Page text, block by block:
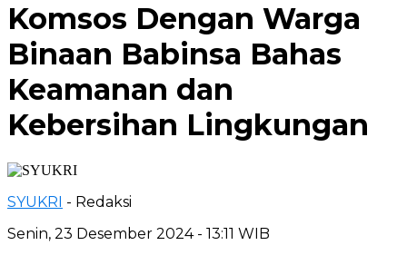
Komsos Dengan Warga
Binaan Babinsa Bahas
Keamanan dan
Kebersihan Lingkungan
SYUKRI - Redaksi
Senin, 23 Desember 2024 - 13:11 WIB